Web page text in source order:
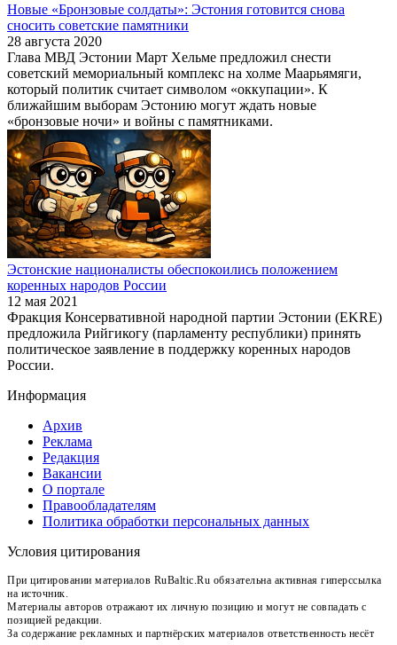
Новые «Бронзовые солдаты»: Эстония готовится снова
сносить советские памятники
28 августа 2020
Глава МВД Эстонии Март Хельме предложил снести
советский мемориальный комплекс на холме Маарьямяги,
который политик считает символом «оккупации». К
ближайшим выборам Эстонию могут ждать новые
«бронзовые ночи» и войны с памятниками.
Эстонские националисты обеспокоились положением
коренных народов России
12 мая 2021
Фракция Консервативной народной партии Эстонии (EKRE)
предложила Рийгикогу (парламенту республики) принять
политическое заявление в поддержку коренных народов
России.
Информация
Архив
Реклама
Редакция
Вакансии
О портале
Правообладателям
Политика обработки персональных данных
Условия цитирования
При цитировании материалов RuBaltic.Ru обязательна активная гиперссылка
на источник.
Материалы авторов отражают их личную позицию и могут не совпадать с
позицией редакции.
За содержание рекламных и партнёрских материалов ответственность несёт